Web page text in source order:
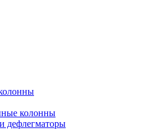
колонны
дефлегматоры